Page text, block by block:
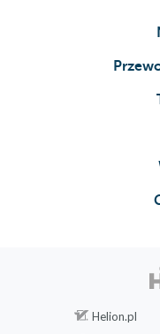
Helion.pl